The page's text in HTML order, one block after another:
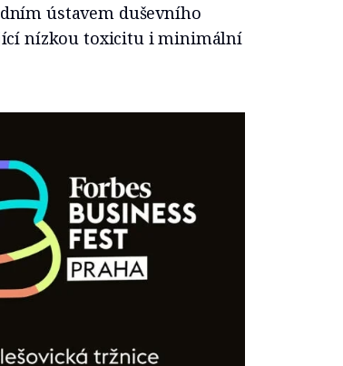
ústavem duševního
nízkou toxicitu i minimální